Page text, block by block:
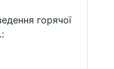
горячої